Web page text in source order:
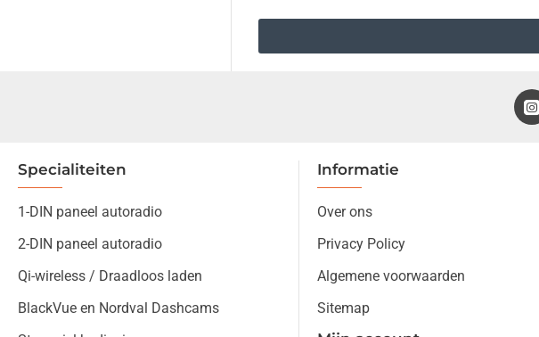
Perfecte pasvorm voor de Audi E-tron
Onze speakers zijn eenvoudig te
Specialiteiten
1-DIN paneel autoradio
2-DIN paneel autoradio
Qi-wireless / Draadloos laden
BlackVue en Nordval Dashcams
Informatie
Over ons
Privacy Policy
Algemene voorwaarden
Sitemap